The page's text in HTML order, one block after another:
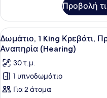
King
Bed)
1
Υπνοδωμάτιο
(1
King
Bed)
Προβολή
Προβολή
όλων
των
φωτογραφιών
για
Δωμάτιο,
8
Δωμάτιο, 1 King Κρεβάτι,
Αναπηρία (Hearing)
30 τ.μ.
1 υπνοδωμάτιο
Για 2 άτομα